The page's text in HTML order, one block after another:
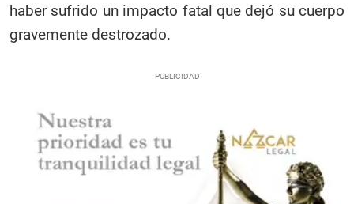
haber sufrido un impacto fatal que dejó su cuerpo
gravemente destrozado.